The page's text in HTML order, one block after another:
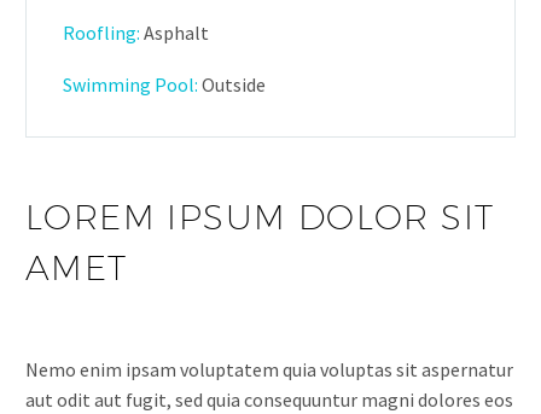
Roofling: Asphalt
Swimming Pool: Outside
LOREM IPSUM DOLOR SIT
AMET
Nemo enim ipsam voluptatem quia voluptas sit aspernatur
aut odit aut fugit, sed quia consequuntur magni dolores eos